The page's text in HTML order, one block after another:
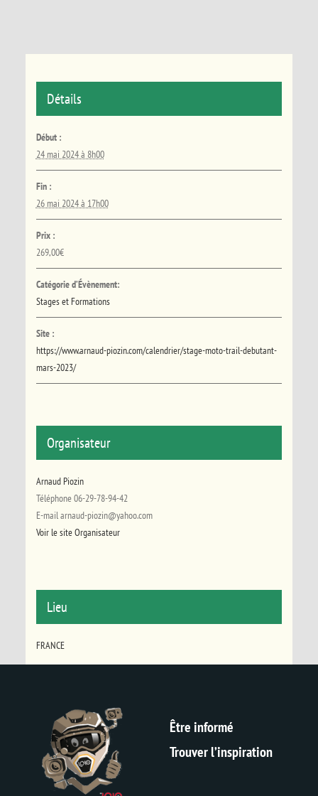
Détails
Début :
24 mai 2024 à 8h00
Fin :
26 mai 2024 à 17h00
Prix :
269,00€
Catégorie d’Évènement:
Stages et Formations
Site :
https://www.arnaud-piozin.com/calendrier/stage-moto-trail-debutant-
mars-2023/
Organisateur
Arnaud Piozin
Téléphone 06-29-78-94-42
E-mailarnaud-piozin@yahoo.com
Voir le site Organisateur
Lieu
FRANCE
Être informé
Trouver l’inspiration